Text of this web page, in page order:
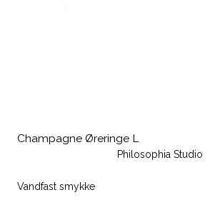
Champagne Øreringe L
Philosophia Studio
Vandfast smykke